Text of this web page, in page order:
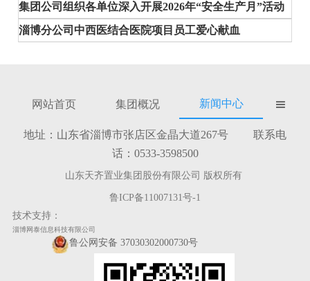
集团公司组织各单位深入开展2026年“安全生产月”活动
淄博分公司中西医结合医院项目员工爱心献血
网站首页 集团概况 新闻中心 
地址：山东省淄博市张店区金晶大道267号 联系电
话：0533-3598500
山东天齐置业集团股份有限公司 版权所有
鲁ICP备11007131号-1
技术支持：
淄博网泰信息科技有限公司
鲁公网安备 37030302000730号